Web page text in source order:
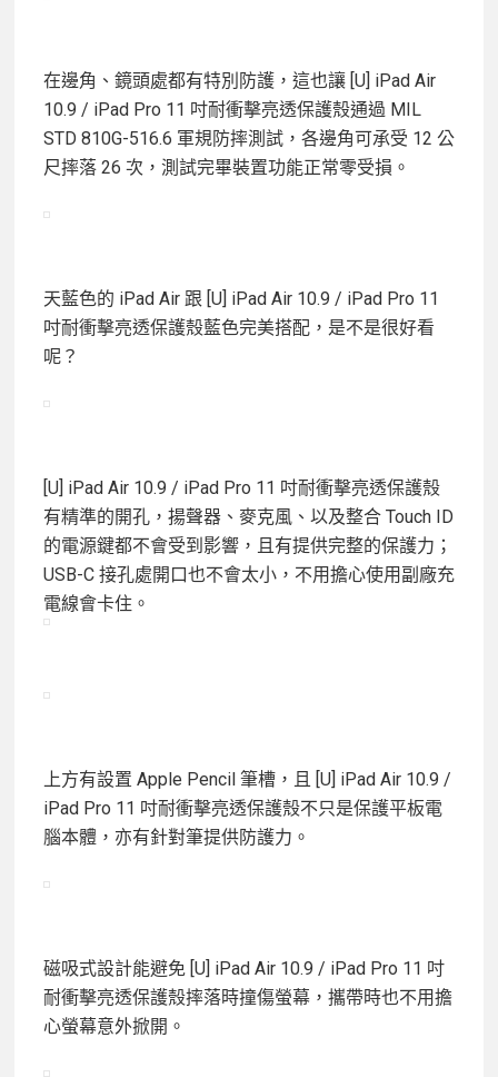
在邊角、鏡頭處都有特別防護，這也讓 [U] iPad Air
10.9 / iPad Pro 11 吋耐衝擊亮透保護殼通過 MIL
STD 810G-516.6 軍規防摔測試，各邊角可承受 12 公
尺摔落 26 次，測試完畢裝置功能正常零受損。
天藍色的 iPad Air 跟 [U] iPad Air 10.9 / iPad Pro 11
吋耐衝擊亮透保護殼藍色完美搭配，是不是很好看
呢？
[U] iPad Air 10.9 / iPad Pro 11 吋耐衝擊亮透保護殼
有精準的開孔，揚聲器、麥克風、以及整合 Touch ID
的電源鍵都不會受到影響，且有提供完整的保護力；
USB-C 接孔處開口也不會太小，不用擔心使用副廠充
電線會卡住。
上方有設置 Apple Pencil 筆槽，且 [U] iPad Air 10.9 /
iPad Pro 11 吋耐衝擊亮透保護殼不只是保護平板電
腦本體，亦有針對筆提供防護力。
磁吸式設計能避免 [U] iPad Air 10.9 / iPad Pro 11 吋
耐衝擊亮透保護殼摔落時撞傷螢幕，攜帶時也不用擔
心螢幕意外掀開。